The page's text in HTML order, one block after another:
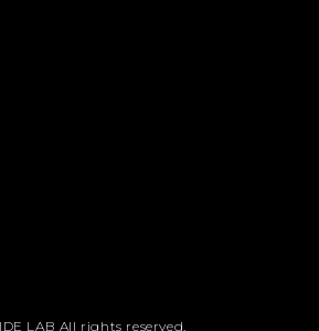
LAB All rights reserved.